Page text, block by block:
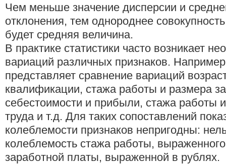
Чем меньше значение дисперсии и
отклонения, тем однороднее
будет средняя величина.
В практике статистики часто возникает
вариаций различных признаков.
представляет сравнение вариаций
квалификации, стажа работы и размера
себестоимости и прибыли, стажа работы
труда и т.д. Для таких сопоставлений
колеблемости признаков непригодны:
колеблемость стажа работы,
заработной платы, выраженной в рублях.